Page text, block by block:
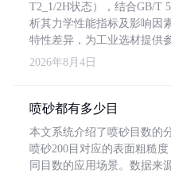
T2_1/2H状态），结合GB/T
析其力学性能指标及影响因
特性差异，为工业选材提供
2026年8月4日
喷砂都有多少目
本文系统介绍了喷砂目数的
喷砂200目对应的表面粗糙
同目数的应用场景。数据来